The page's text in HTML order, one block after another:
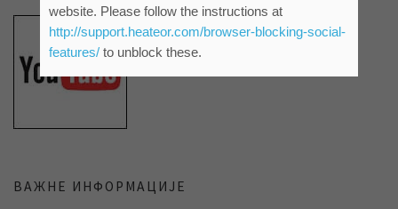
ВАЖНЕ ИНФОРМАЦИЈЕ
website. Please follow the instructions at
http://support.heateor.com/browser-blocking-social-
features/to unblock these.